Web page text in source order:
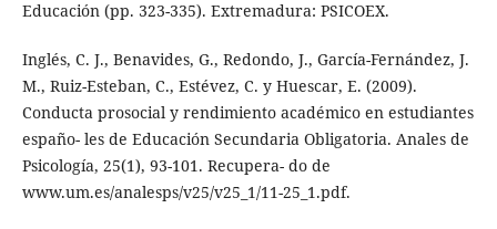
Educación (pp. 323-335). Extremadura: PSICOEX.
Inglés, C. J., Benavides, G., Redondo, J., García-Fernández, J.
M., Ruiz-Esteban, C., Estévez, C. y Huescar, E. (2009).
Conducta prosocial y rendimiento académico en estudiantes
españo- les de Educación Secundaria Obligatoria. Anales de
Psicología, 25(1), 93-101. Recupera- do de
www.um.es/analesps/v25/v25_1/11-25_1.pdf.